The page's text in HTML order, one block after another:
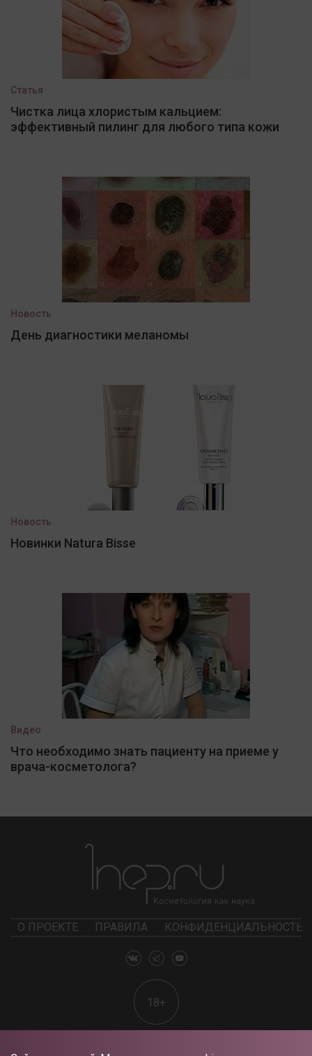
Статья
Чистка лица хлористым кальцием:
эффективный пилинг для любого типа кожи
Новость
День диагностики меланомы
Новость
Новинки Natura Bisse
Видео
Что необходимо знать пациенту на приеме у
врача-косметолога?
О ПРОЕКТЕ ПРАВИЛА КОНФИДЕНЦИАЛЬНОСТЬ
18+